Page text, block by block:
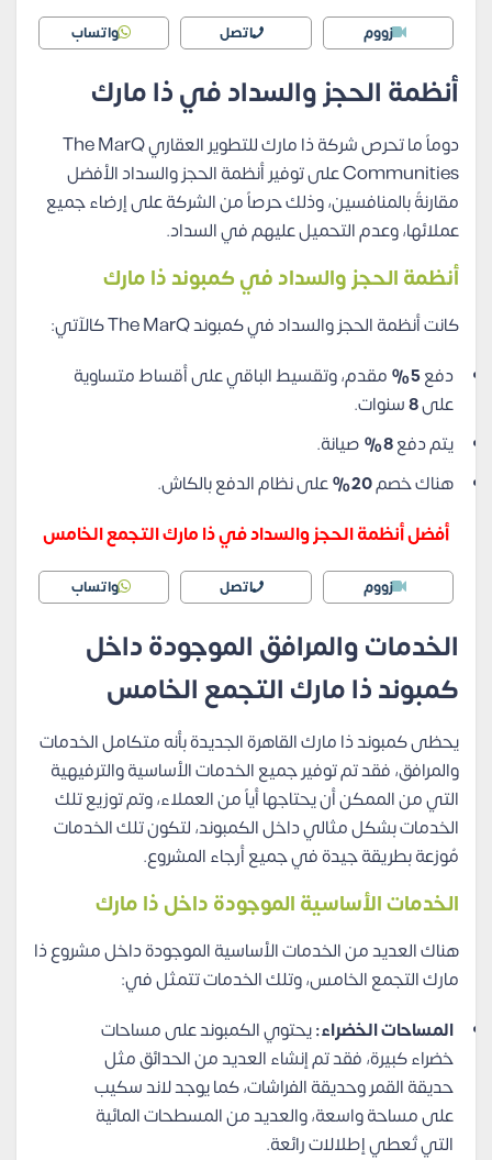
زووم اتصل واتساب
أنظمة الحجز والسداد في ذا مارك
دوماً ما تحرص شركة ذا مارك للتطوير العقاري The MarQ
Communities على توفير أنظمة الحجز والسداد الأفضل
مقارنةً بالمنافسين، وذلك حرصاً من الشركة على إرضاء جميع
عملائها، وعدم التحميل عليهم في السداد.
أنظمة الحجز والسداد في كمبوند ذا مارك
كانت أنظمة الحجز والسداد في كمبوند The MarQ كالآتي:
دفع5%
مقدم، وتقسيط الباقي على أقساط متساوية
على8سنوات.
يتم دفع8%
صيانة.
هناك خصم20%
على نظام الدفع بالكاش.
أفضل أنظمة الحجز والسداد في ذا مارك التجمع الخامس
زووم اتصل واتساب
الخدمات والمرافق الموجودة داخل
كمبوند ذا مارك التجمع الخامس
يحظى كمبوند ذا مارك القاهرة الجديدة بأنه متكامل الخدمات
والمرافق، فقد تم توفير جميع الخدمات الأساسية والترفيهية
التي من الممكن أن يحتاجها أياً من العملاء، وتم توزيع تلك
الخدمات بشكل مثالي داخل الكمبوند، لتكون تلك الخدمات
مُوزعة بطريقة جيدة في جميع أرجاء المشروع.
الخدمات الأساسية الموجودة داخل ذا مارك
هناك العديد من الخدمات الأساسية الموجودة داخل مشروع ذا
مارك التجمع الخامس، وتلك الخدمات تتمثل في:
المساحات الخضراء:يحتوي الكمبوند على مساحات
خضراء كبيرة، فقد تم إنشاء العديد من الحدائق مثل
حديقة القمر وحديقة الفراشات، كما يوجد لاند سكيب
على مساحة واسعة، والعديد من المسطحات المائية
التي تُعطي إطلالات رائعة.